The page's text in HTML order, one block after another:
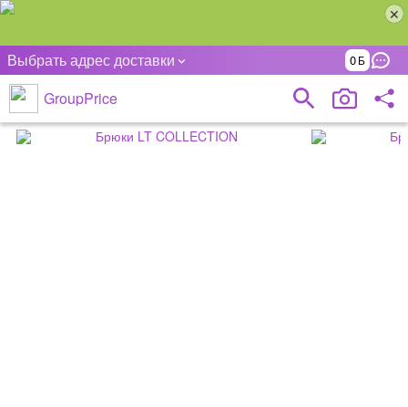
Выбрать адрес доставки 0
GroupPrice